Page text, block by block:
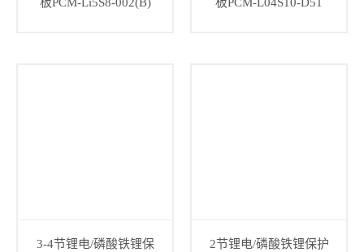
板PCM-Li5S8-002(B)
板PCM-L04S10-D51
3-4节锂电/磷酸铁锂保
2节锂电/磷酸铁锂保护